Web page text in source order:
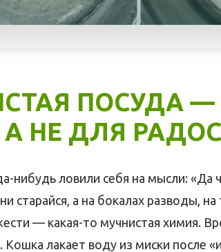
ПОСУДА
А НЕ ДЛЯ
нибудь ловили себя на мысли: «Да
старайся, а на бокалах разводы,
— какая-то мучнистая химия.
Кошка лакает воду из миски после